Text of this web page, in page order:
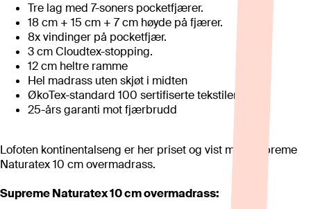
Tre lag med 7-soners pocketfjærer.
18 cm + 15 cm + 7 cm høyde på fjærer.
8x vindinger på pocketfjær.
3 cm Cloudtex-stopping.
12 cm heltre ramme
Hel madrass uten skjøt i midten
ØkoTex-standard 100 sertifiserte tekstiler.
25-års garanti mot fjærbrudd
Lofoten kontinentalseng er her priset og vist med Supreme
Naturatex 10 cm overmadrass.
Supreme Naturatex 10 cm overmadrass: